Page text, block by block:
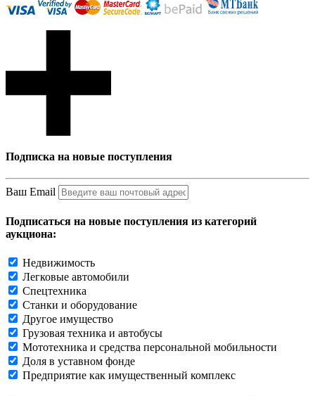
Подписка на новые поступления
Ваш Email
Подписаться на новые поступления из категорий
аукциона:
Недвижимость
Легковые автомобили
Спецтехника
Станки и оборудование
Другое имущество
Грузовая техника и автобусы
Мототехника и средства персональной мобильности
Доля в уставном фонде
Предприятие как имущественный комплекс